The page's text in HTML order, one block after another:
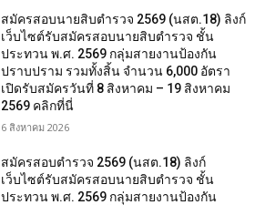
สมัครสอบนายสิบตำรวจ 2569 (นสต.18) ลิงก์
เว็บไซต์รับสมัครสอบนายสิบตำรวจ ชั้น
ประทวน พ.ศ. 2569 กลุ่มสายงานป้องกัน
ปราบปราม รวมทั้งสิ้น จำนวน 6,000 อัตรา
เปิดรับสมัครวันที่ 8 สิงหาคม – 19 สิงหาคม
2569 คลิกที่นี่
6 สิงหาคม 2026
สมัครสอบตํารวจ 2569 (นสต.18) ลิงก์
เว็บไซต์รับสมัครสอบนายสิบตำรวจ ชั้น
ประทวน พ.ศ. 2569 กลุ่มสายงานป้องกัน